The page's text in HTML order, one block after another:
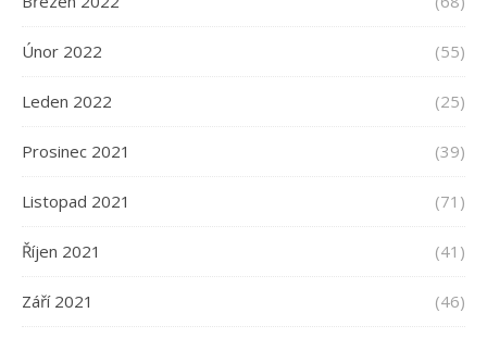
Únor 2022 (55)
Leden 2022 (25)
Prosinec 2021 (39)
Listopad 2021 (71)
Říjen 2021 (41)
Září 2021 (46)